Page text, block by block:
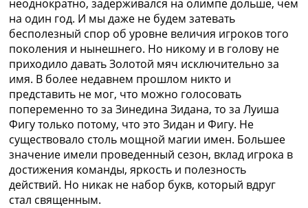
неоднократно, задерживался на олимпе дольше, чем
на один год. И мы даже не будем затевать
бесполезный спор об уровне величия игроков того
поколения и нынешнего. Но никому и в голову не
приходило давать Золотой мяч исключительно за
имя. В более недавнем прошлом никто и
представить не мог, что можно голосовать
попеременно то за Зинедина Зидана, то за Луиша
Фигу только потому, что это Зидан и Фигу. Не
существовало столь мощной магии имен. Большее
значение имели проведенный сезон, вклад игрока в
достижения команды, яркость и полезность
действий. Но никак не набор букв, который вдруг
стал священным.